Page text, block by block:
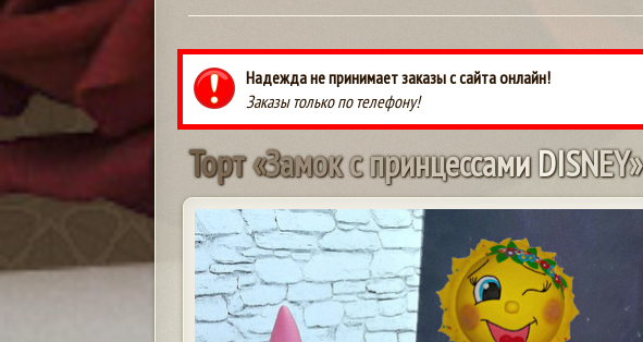
Надежда не принимает заказы с сайта онлайн!
Заказы только по телефону!
Торт«ЗамокспринцессамиDISNEY»